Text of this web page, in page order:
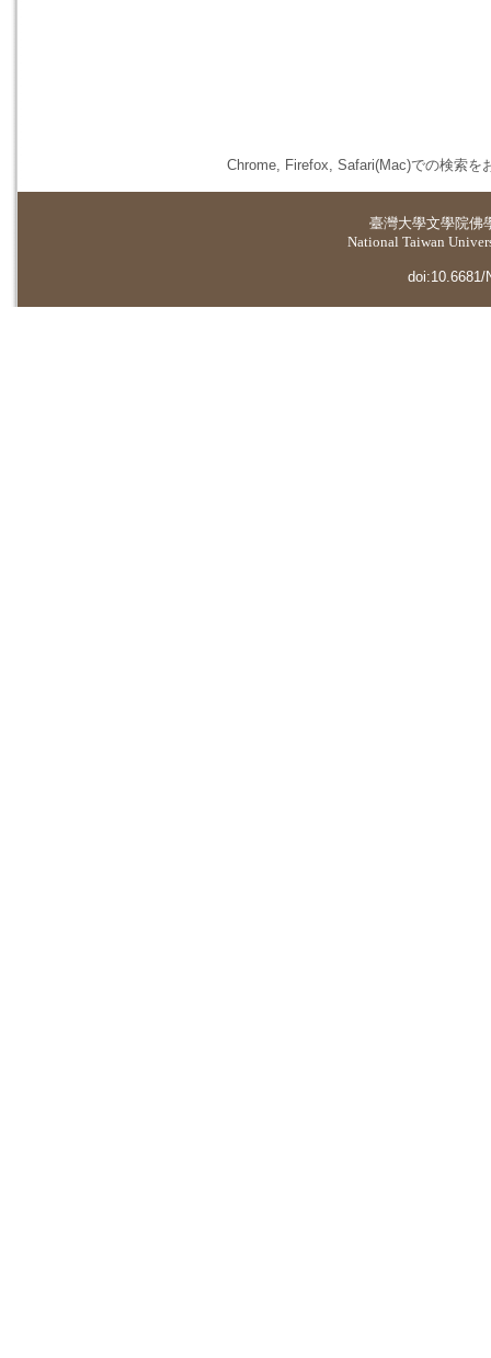
Chrome, Firefox, Safari(Mac)での検索を
臺灣大學文學院佛
National Taiwan
doi:10.6681/